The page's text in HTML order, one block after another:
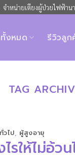
จำหน่ายเตียงผู้ป่วยไฟฟ้านา
งหมด รีวิวลูก
TAG
ทั่วไป ผู้สูงอายุ
รให้ไม่อ้